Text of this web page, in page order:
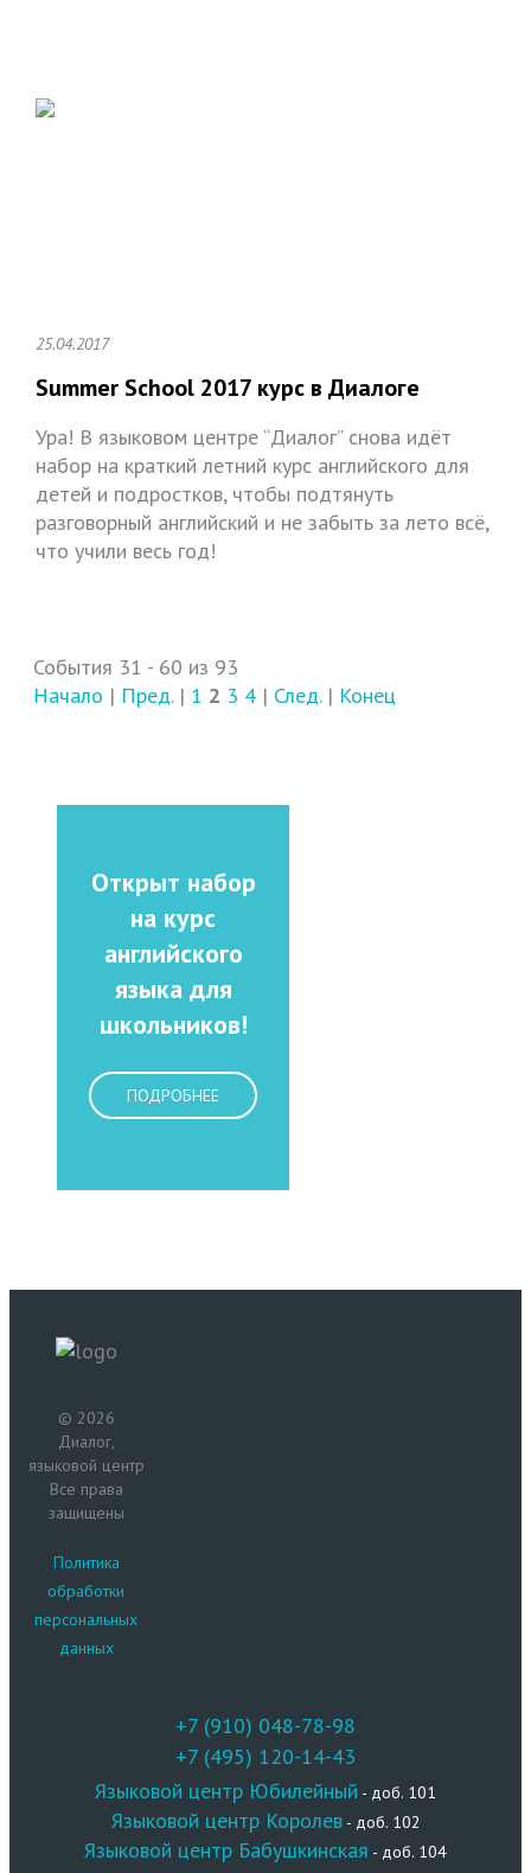
25.04.2017
Summer School 2017 курс в Диалоге
Ура! В языковом центре “Диалог” снова идёт
набор на краткий летний курс английского для
детей и подростков, чтобы подтянуть
разговорный английский и не забыть за лето всё,
что учили весь год!
События 31 - 60 из 93
Начало | Пред.| 1 2 3 4 | След.| Конец
Открыт набор
на курс
английского
языка для
школьников!
ПОДРОБНЕЕ
© 2026
Диалог,
языковой центр
Все права
защищены
Политика
обработки
персональных
данных
+7 (910) 048-78-98
+7 (495) 120-14-43
Языковой центр Юбилейный - доб. 101
Языковой центр Королев- доб. 102
Языковой центр Бабушкинская - доб. 104